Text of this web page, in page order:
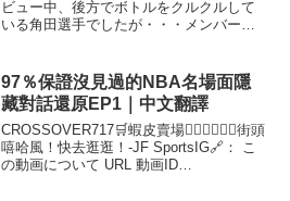
ビュー中、後方でボトルをクルクルして
いる角田選手でしたが・・・メンバーシ
トeruzu Youtube channel#r...
97％保證沒見過的NBA名場面隱
藏對話還原EP1｜中文翻譯
CROSSOVER717🛒蝦皮賣場👉🏻👉🏻👉🏻街頭
嘻哈風！快去逛逛！-JF SportsIG🔗： こ
の動画について URL 動画ID